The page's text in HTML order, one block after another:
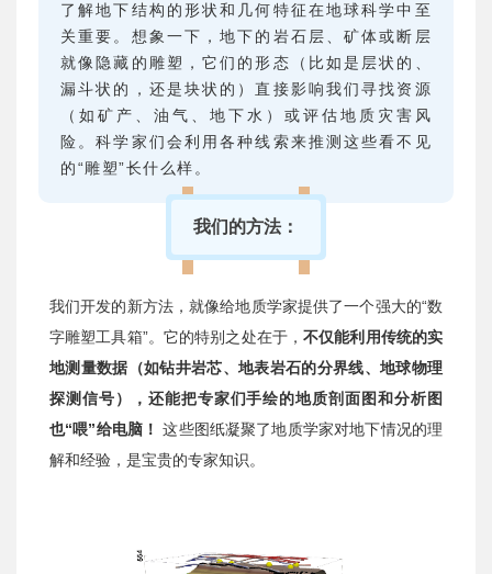
了解地下结构的形状和几何特征在地球科学中至
关重要。想象一下，地下的岩石层、矿体或断层
就像隐藏的雕塑，它们的形态（比如是层状的、
漏斗状的，还是块状的）直接影响我们寻找资源
（如矿产、油气、地下水）或评估地质灾害风
险。科学家们会利用各种线索来推测这些看不见
的“雕塑”长什么样。
我们的方法：
我们开发的新方法，就像给地质学家提供了一个强大的“数
字雕塑工具箱”。它的特别之处在于，不仅能利用传统的实
地测量数据（如钻井岩芯、地表岩石的分界线、地球物理
探测信号），还能把专家们手绘的地质剖面图和分析图
也“喂”给电脑！ 这些图纸凝聚了地质学家对地下情况的理
解和经验，是宝贵的专家知识。